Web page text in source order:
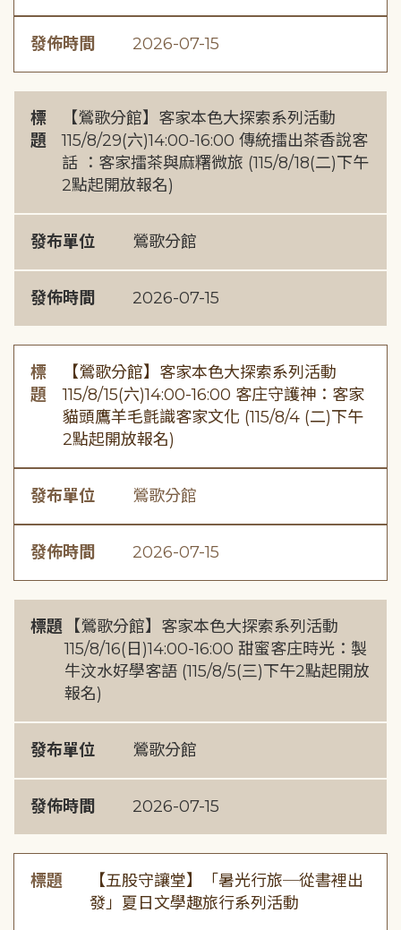
發佈時間 2026-07-15
標
題
【鶯歌分館】客家本色大探索系列活動
115/8/29(六)14:00-16:00 傳統擂出茶香說客
話 ：客家擂茶與麻糬微旅 (115/8/18(二)下午
2點起開放報名)
發布單位 鶯歌分館
發佈時間 2026-07-15
標
題
【鶯歌分館】客家本色大探索系列活動
115/8/15(六)14:00-16:00 客庄守護神：客家
貓頭鷹羊毛氈識客家文化 (115/8/4 (二)下午
2點起開放報名)
發布單位 鶯歌分館
發佈時間 2026-07-15
標題 【鶯歌分館】客家本色大探索系列活動
115/8/16(日)14:00-16:00 甜蜜客庄時光：製
牛汶水好學客語 (115/8/5(三)下午2點起開放
報名)
發布單位 鶯歌分館
發佈時間 2026-07-15
標題
【五股守讓堂】「暑光行旅─從書裡出
發」夏日文學趣旅行系列活動